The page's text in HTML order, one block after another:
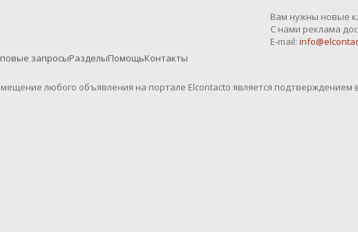
Вам нужны новые
С нами реклама
E-mail:
запросыРазделыПомощьКонтакты
любого объявления на портале Elcontacto является подтверждением